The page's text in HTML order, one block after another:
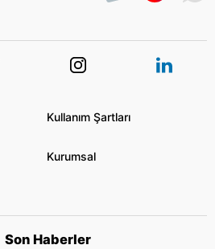
Kullanım Şartları
Kurumsal
Son Haberler